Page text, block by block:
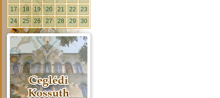
17
18 19 20 21 22
23
24
25 26 27 28 29 30